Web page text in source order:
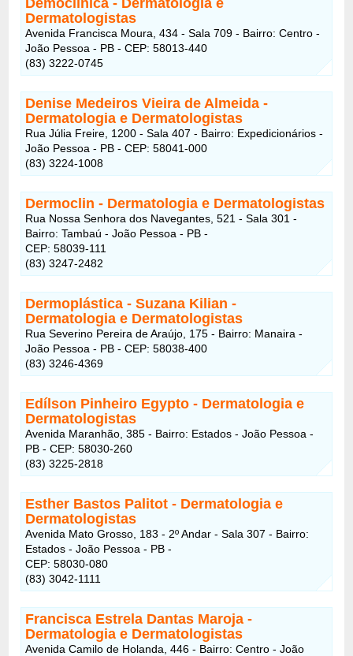
Dermatologistas
Avenida Francisca Moura, 434 - Sala 709 - Bairro: Centro -
João Pessoa - PB - CEP: 58013-440
(83) 3222-0745
Denise Medeiros Vieira de Almeida-
Dermatologia e Dermatologistas
Rua Júlia Freire, 1200 - Sala 407 - Bairro: Expedicionários -
João Pessoa - PB - CEP: 58041-000
(83) 3224-1008
Dermoclin- Dermatologia e Dermatologistas
Rua Nossa Senhora dos Navegantes, 521 - Sala 301 -
Bairro: Tambaú - João Pessoa - PB -
CEP: 58039-111
(83) 3247-2482
Dermoplástica - Suzana Kilian-
Dermatologia e Dermatologistas
Rua Severino Pereira de Araújo, 175 - Bairro: Manaira -
João Pessoa - PB - CEP: 58038-400
(83) 3246-4369
Edílson Pinheiro Egypto- Dermatologia e
Dermatologistas
Avenida Maranhão, 385 - Bairro: Estados - João Pessoa -
PB - CEP: 58030-260
(83) 3225-2818
Esther Bastos Palitot- Dermatologia e
Dermatologistas
Avenida Mato Grosso, 183 - 2º Andar - Sala 307 - Bairro:
Estados - João Pessoa - PB -
CEP: 58030-080
(83) 3042-1111
Francisca Estrela Dantas Maroja-
Dermatologia e Dermatologistas
Avenida Camilo de Holanda, 446 - Bairro: Centro - João